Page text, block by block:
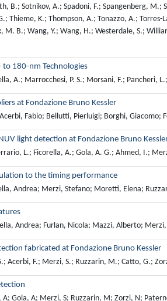
B.; Sotnikov, A.; Spadoni, F.; Spangenberg,
Thieme, K.; Thompson, A.; Tonazzo, A.;
M. B.; Wang, Y.; Wang, H.; Westerdale, S.;
to 180-nm Technologies
A.; Marrocchesi, P. S.; Morsani, F.; Pancheri,
at Fondazione Bruno Kessler
Fabio; Bellutti, Pierluigi; Borghi,
light detection at Fondazione Bruno
L.; Ficorella, A.; Gola, A. G.; Ahmed, I.;
to the timing performance
Andrea; Merzi, Stefano; Moretti, Elena;
Andrea; Furlan, Nicola; Mazzi, Alberto;
fabricated at Fondazione Bruno Kessler
Acerbi, F.; Merzi, S.; Ruzzarin, M.; Catto, G.;
Gola, A; Merzi, S; Ruzzarin, M; Zorzi, N;